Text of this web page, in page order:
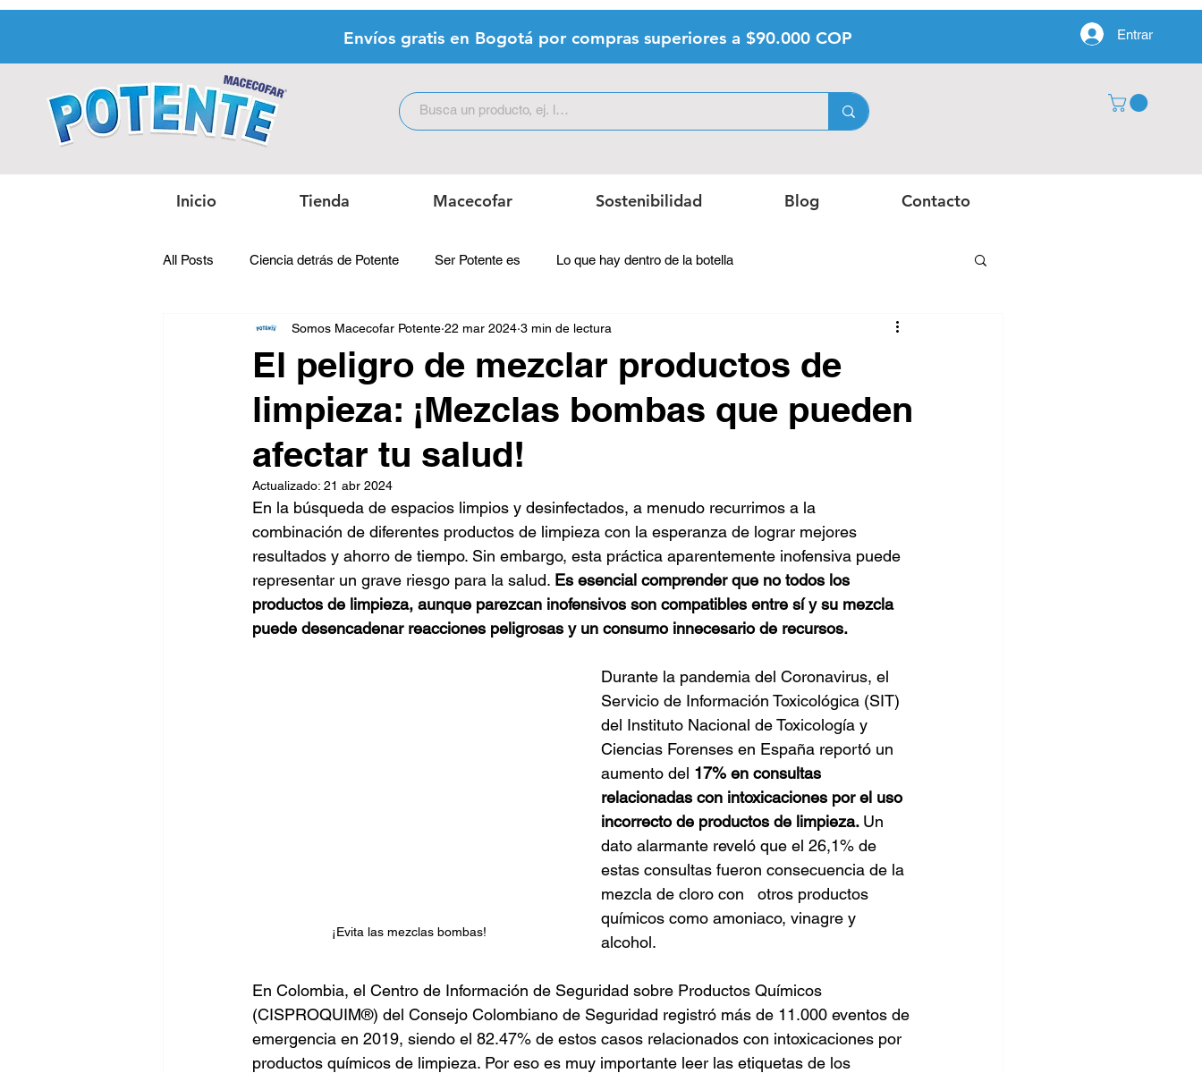
Envíos gratis en Bogotá por compras superiores a $90.000 COP Entrar
Inicio Tienda Macecofar Sostenibilidad Blog Contacto
All Posts Ciencia detrás de Potente Ser Potente es Lo que hay dentro de la botella
El peligro de mezclar productos de
limpieza: ¡Mezclas bombas que pueden
afectar tu salud!
Somos Macecofar Potente 22 mar 2024 3 min de lectura
Actualizado: 21 abr 2024
En la búsqueda de espacios limpios y desinfectados, a menudo recurrimos a la
combinación de diferentes productos de limpieza con la esperanza de lograr mejores
resultados y ahorro de tiempo. Sin embargo, esta práctica aparentemente inofensiva puede
representar un grave riesgo para la salud. Es esencial comprender que no todos los
productos de limpieza, aunque parezcan inofensivos son compatibles entre sí y su mezcla
puede desencadenar reacciones peligrosas y un consumo innecesario de recursos.
¡Evita las mezclas bombas!
Durante la pandemia del Coronavirus, el
Servicio de Información Toxicológica (SIT)
del Instituto Nacional de Toxicología y
Ciencias Forenses en España reportó un
aumento del 17% en consultas
relacionadas con intoxicaciones por el uso
incorrecto de productos de limpieza. Un
dato alarmante reveló que el 26,1% de
estas consultas fueron consecuencia de la
mezcla de cloro con   otros productos
químicos como amoniaco, vinagre y
alcohol.
En Colombia, el Centro de Información de Seguridad sobre Productos Químicos
(CISPROQUIM®) del Consejo Colombiano de Seguridad registró más de 11.000 eventos de
emergencia en 2019, siendo el 82.47% de estos casos relacionados con intoxicaciones por
productos químicos de limpieza. Por eso es muy importante leer las etiquetas de los